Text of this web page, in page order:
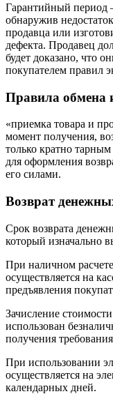
Гарантийный период
обнаружив
продавца или
дефекта. Продавец
будет доказано, что
покупателем правил
Правила обмена
«приемка товара и
момент получения,
только кратно
для оформления
его силами.
Возврат
Срок возврата
который изначально
При наличном
осуществляется на
предъявления
Зачисление
использован
получения
При использовании
осуществляется на
календарных дней.